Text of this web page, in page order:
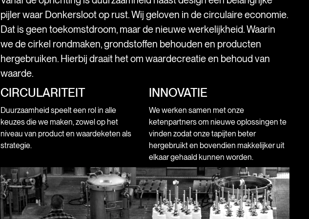
pijler waar Donkersloot op rust. Wij geloven in de circulaire economie.
Dat is geen toekomstdroom, maar de nieuwe werkelijkheid. Waarin
we de cirkel rondmaken, grondstoffen behouden en producten
hergebruiken. Hierbij draait het om waardecreatie en behoud van
waarde.
CIRCULARITEIT
Duurzaamheid speelt een rol in alle
keuzes die we maken, zowel op het
niveau van product en waardeketen als
strategie.
INNOVATIE
We werken samen met onze
ketenpartners om nieuwe oplossingen te
vinden zodat onze tapijten beter
hergebruikt en bovendien makkelijker uit
elkaar gehaald kunnen worden.